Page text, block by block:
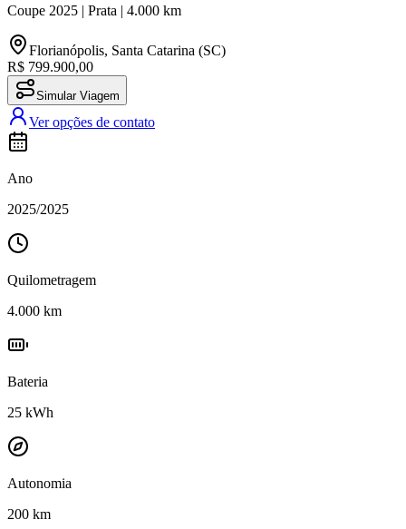
Coupe 2025 | Prata | 4.000 km
Florianópolis, Santa Catarina (SC)
R$ 799.900,00
Simular Viagem
Ver opções de contato
Ano
2025/2025
Quilometragem
4.000 km
Bateria
25 kWh
Autonomia
200 km